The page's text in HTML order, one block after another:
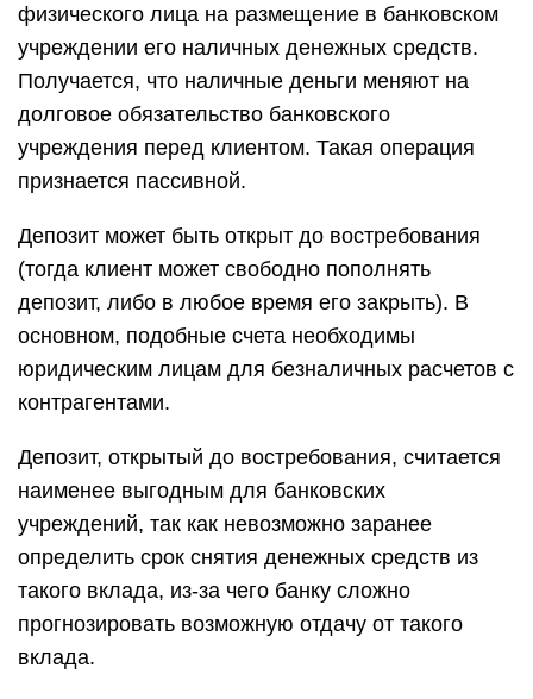
физического лица на размещение в банковском
учреждении его наличных денежных средств.
Получается, что наличные деньги меняют на
долговое обязательство банковского
учреждения перед клиентом. Такая операция
признается пассивной.
Депозит может быть открыт до востребования
(тогда клиент может свободно пополнять
депозит, либо в любое время его закрыть). В
основном, подобные счета необходимы
юридическим лицам для безналичных расчетов с
контрагентами.
Депозит, открытый до востребования, считается
наименее выгодным для банковских
учреждений, так как невозможно заранее
определить срок снятия денежных средств из
такого вклада, из-за чего банку сложно
прогнозировать возможную отдачу от такого
вклада.